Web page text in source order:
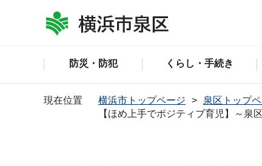
防災・防犯 くらし・手続き
現在位置 横浜市トップページ 泉区トップ
【ほめ上手でポジティブ育児】～泉